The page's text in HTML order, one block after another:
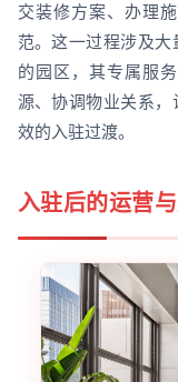
交装修方案、办理
范。这一过程涉及
的园区，其专属服
源、协调物业关系
效的入驻过渡。
入驻后的运营